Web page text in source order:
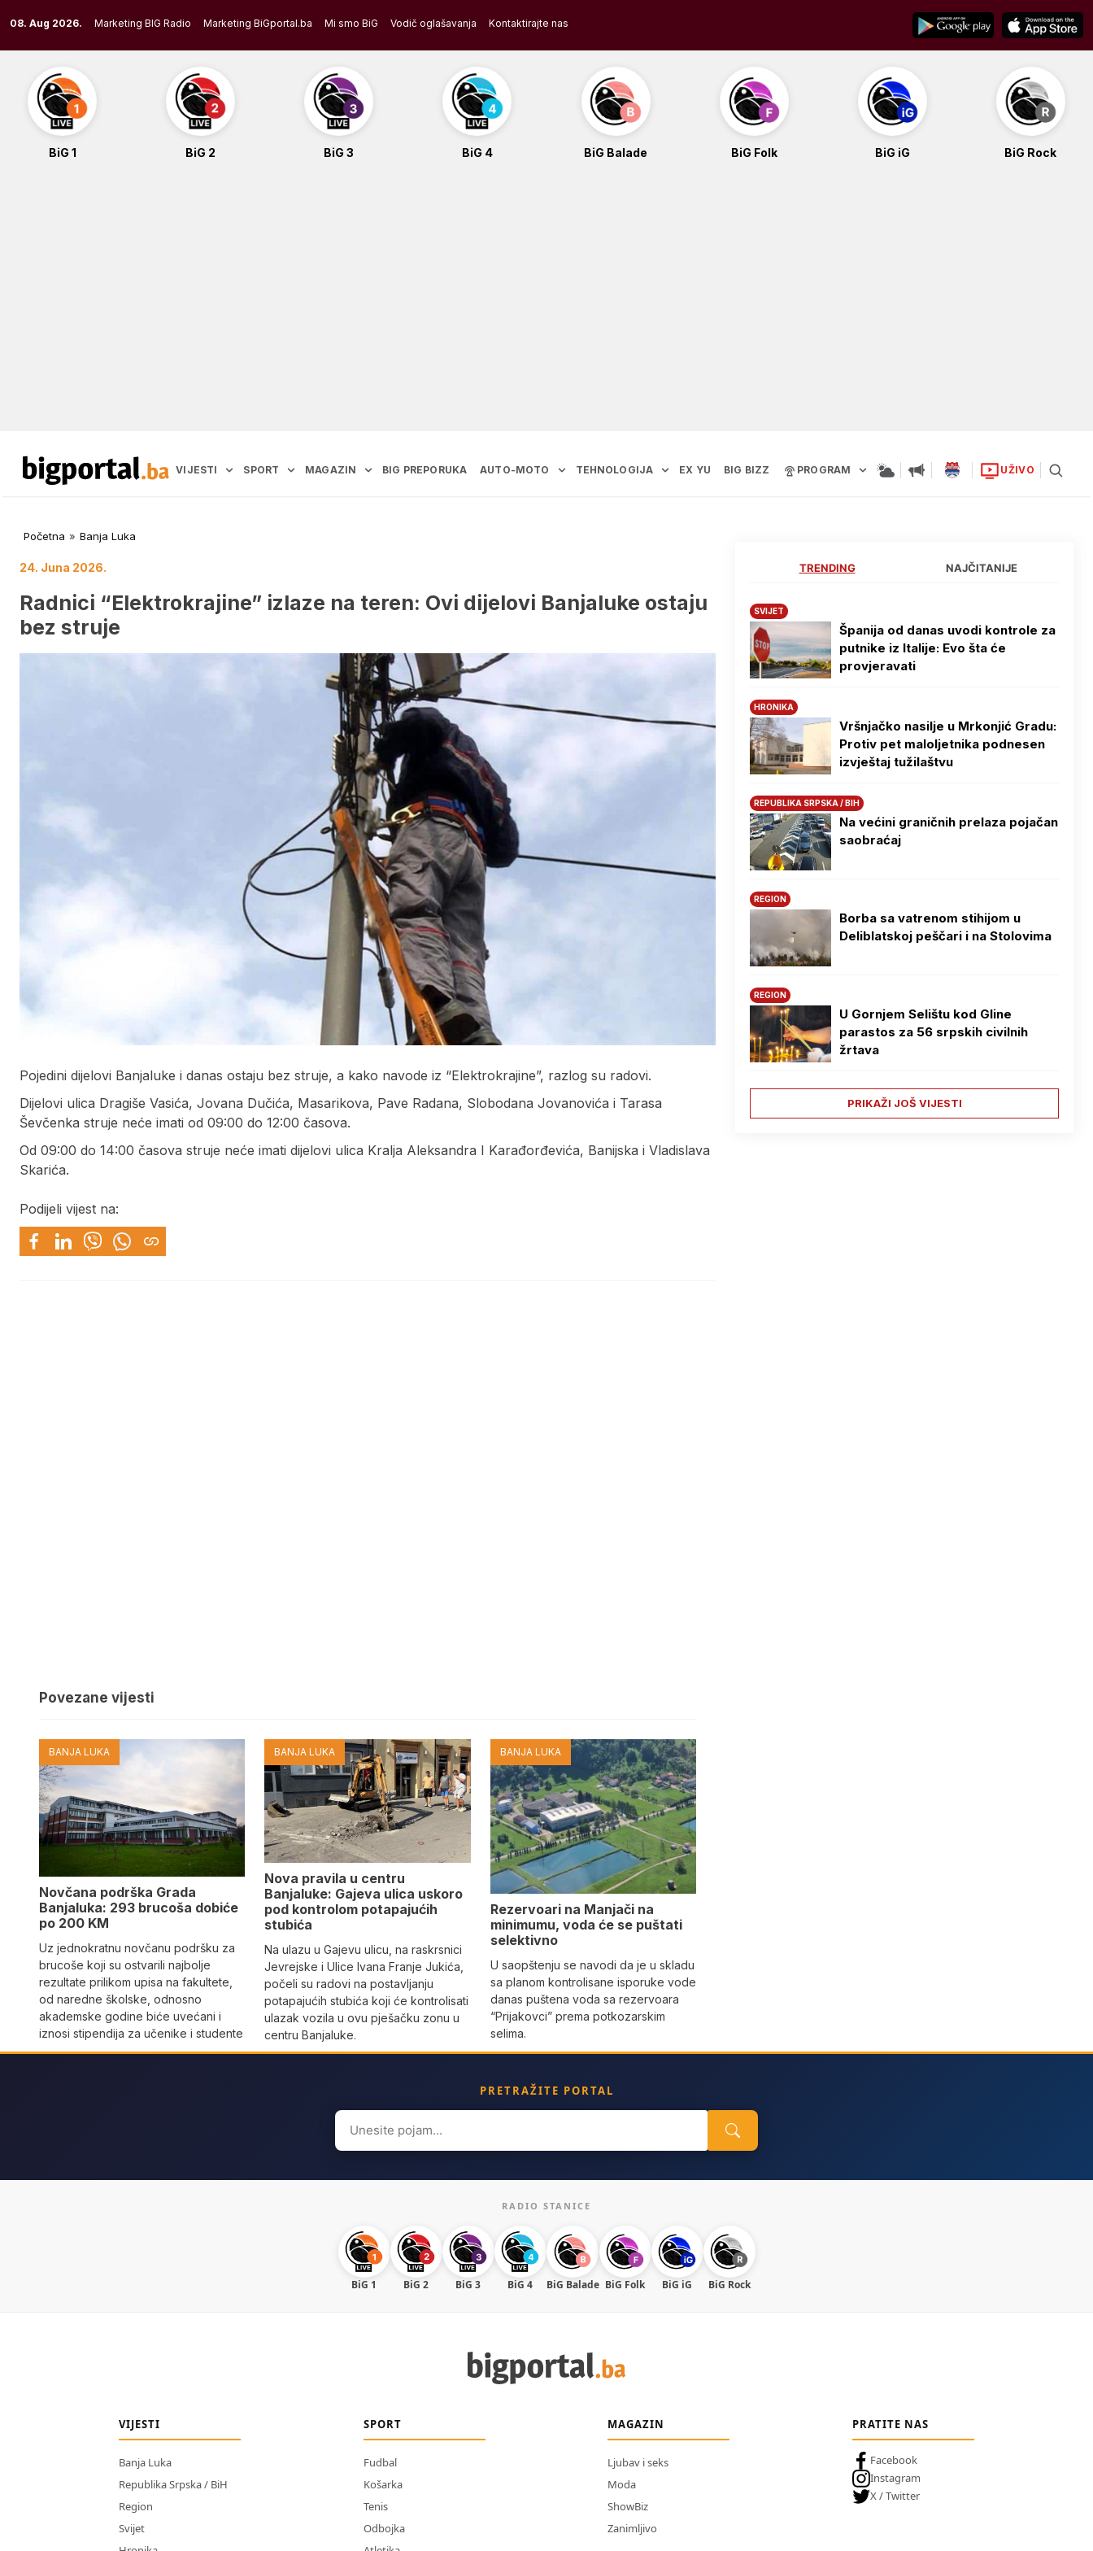
to
content
08. Aug 2026. Marketing BIG Radio Marketing BiGportal.ba Mi smo BiG Vodič oglašavanja Kontaktirajte nas
BiG 1 BiG 2 BiG 3 BiG 4 BiG Balade BiG Folk BiG iG BiG Rock
VIJESTI SPORT MAGAZIN BIG PREPORUKA AUTO-MOTO TEHNOLOGIJA EX YU BIG BIZZ PROGRAM UŽIVO
Početna » Banja Luka
24. Juna 2026.
Radnici “Elektrokrajine” izlaze na teren: Ovi dijelovi Banjaluke ostaju
bez struje
Pojedini dijelovi Banjaluke i danas ostaju bez struje, a kako navode iz “Elektrokrajine”, razlog su radovi.
Dijelovi ulica Dragiše Vasića, Jovana Dučića, Masarikova, Pave Radana, Slobodana Jovanovića i Tarasa
Ševčenka struje neće imati od 09:00 do 12:00 časova.
Od 09:00 do 14:00 časova struje neće imati dijelovi ulica Kralja Aleksandra I Karađorđevića, Banijska i Vladislava
Skarića.
Podijeli vijest na:
Povezane vijesti
BANJA LUKA
Novčana podrška Grada
Banjaluka: 293 brucoša dobiće
po 200 KM
Uz jednokratnu novčanu podršku za
brucoše koji su ostvarili najbolje
rezultate prilikom upisa na fakultete,
od naredne školske, odnosno
akademske godine biće uvećani i
iznosi stipendija za učenike i studente
BANJA LUKA
Nova pravila u centru
Banjaluke: Gajeva ulica uskoro
pod kontrolom potapajućih
stubića
Na ulazu u Gajevu ulicu, na raskrsnici
Jevrejske i Ulice Ivana Franje Jukića,
počeli su radovi na postavljanju
potapajućih stubića koji će kontrolisati
ulazak vozila u ovu pješačku zonu u
centru Banjaluke.
BANJA LUKA
Rezervoari na Manjači na
minimumu, voda će se puštati
selektivno
U saopštenju se navodi da je u skladu
sa planom kontrolisane isporuke vode
danas puštena voda sa rezervoara
“Prijakovci” prema potkozarskim
selima.
TRENDING NAJČITANIJE
SVIJET
Španija od danas uvodi kontrole za
putnike iz Italije: Evo šta će
provjeravati
HRONIKA
Vršnjačko nasilje u Mrkonjić Gradu:
Protiv pet maloljetnika podnesen
izvještaj tužilaštvu
REPUBLIKA SRPSKA / BIH
Na većini graničnih prelaza pojačan
saobraćaj
REGION
Borba sa vatrenom stihijom u
Deliblatskoj peščari i na Stolovima
REGION
U Gornjem Selištu kod Gline
parastos za 56 srpskih civilnih
žrtava
PRIKAŽI JOŠ VIJESTI
PRETRAŽITE PORTAL
Search
for:
RADIO STANICE
BiG 1 BiG 2 BiG 3 BiG 4 BiG Balade BiG Folk BiG iG BiG Rock
VIJESTI
Banja Luka
Republika Srpska / BiH
Region
Svijet
SPORT
Fudbal
Košarka
Tenis
Odbojka
MAGAZIN
Ljubav i seks
Moda
ShowBiz
Zanimljivo
PRATITE NAS
Facebook
Instagram
X / Twitter